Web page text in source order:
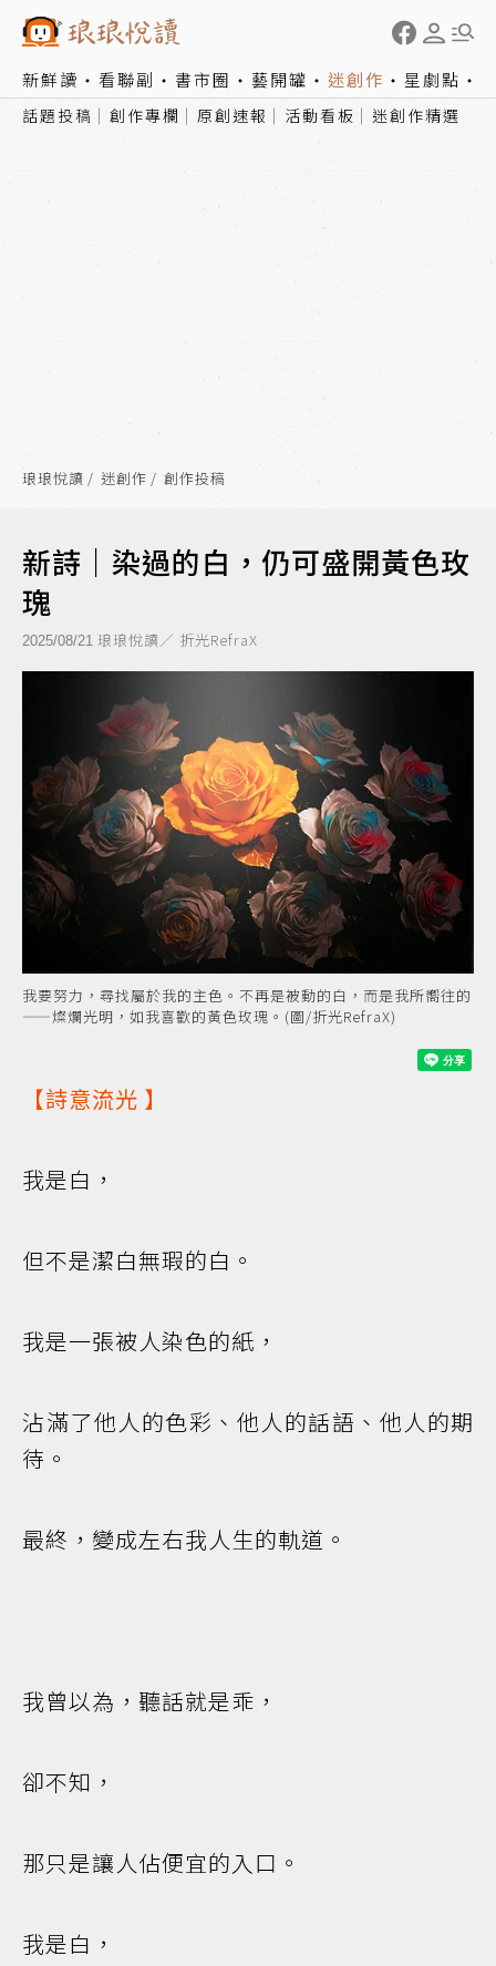
新鮮讀 看聯副 書市圈 藝開罐 迷創作 星劇點
話題投稿 創作專欄 原創速報 活動看板 迷創作精選
琅琅悅讀 迷創作 創作投稿
新詩｜染過的白，仍可盛開黃色玫
瑰
2025/08/21 琅琅悅讀／ 折光RefraX
我要努力，尋找屬於我的主色。不再是被動的白，而是我所嚮往的
——燦爛光明，如我喜歡的黃色玫瑰。(圖/折光RefraX)
【詩意流光 】
我是白，
但不是潔白無瑕的白。
我是一張被人染色的紙，
沾滿了他人的色彩、他人的話語、他人的期
待。
最終，變成左右我人生的軌道。
我曾以為，聽話就是乖，
卻不知，
那只是讓人佔便宜的入口。
我是白，